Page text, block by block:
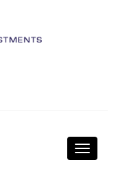
Toggle